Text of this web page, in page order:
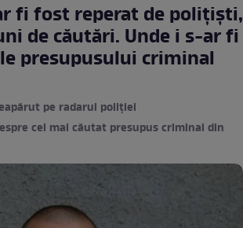
fi fost reperat de polițiști,
de căutări. Unde i s-ar fi
presupusului criminal
pe radarul poliției
cel mai căutat presupus criminal din